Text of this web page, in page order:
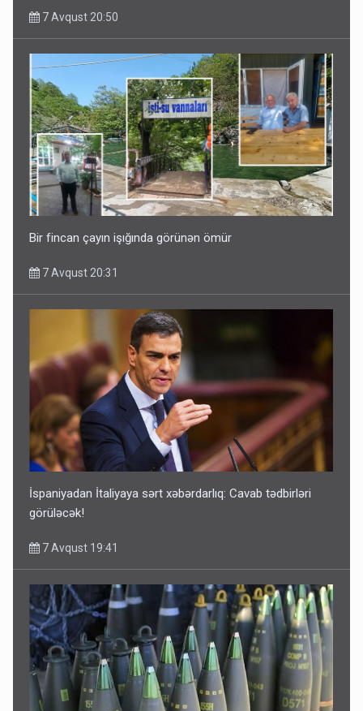
7 Avqust 20:50
Bir fincan çayın işığında görünən ömür
7 Avqust 20:31
İspaniyadan İtaliyaya sərt xəbərdarlıq: Cavab tədbirləri
görüləcək!
7 Avqust 19:41